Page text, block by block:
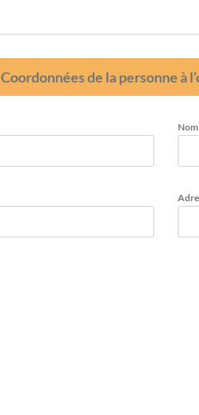
Coordonnées de la personne à
Nom